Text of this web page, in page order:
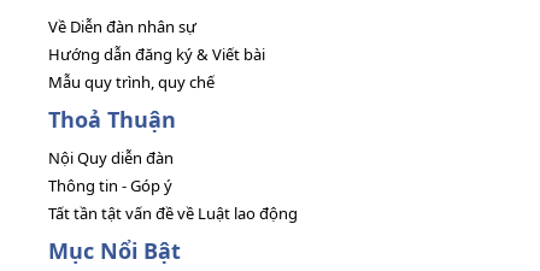
Về Diễn đàn nhân sự
Hướng dẫn đăng ký & Viết bài
Mẫu quy trình, quy chế
Thoả Thuận
Nội Quy diễn đàn
Thông tin - Góp ý
Tất tần tật vấn đề về Luật lao động
Mục Nổi Bật